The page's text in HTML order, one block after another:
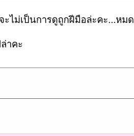
ะไม่เป็นการดูถูกฝีมือล่ะคะ...หม
าคะ